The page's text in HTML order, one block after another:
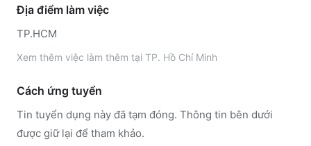
Địa điểm làm việc
TP.HCM
Xem thêm việc làm thêm tại TP. Hồ Chí Minh
Cách ứng tuyển
Tin tuyển dụng này đã tạm đóng. Thông tin bên dưới
được giữ lại để tham khảo.